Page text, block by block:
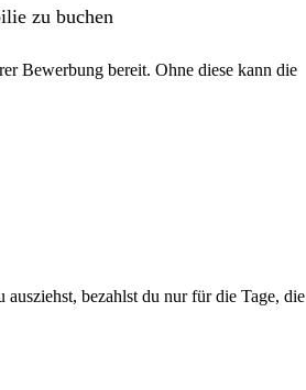
zu buchen
Bewerbung bereit. Ohne diese kann die
bezahlst du nur für die Tage, die